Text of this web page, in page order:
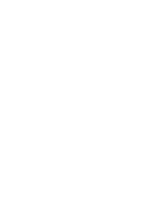
aos favoritos
aos favoritos